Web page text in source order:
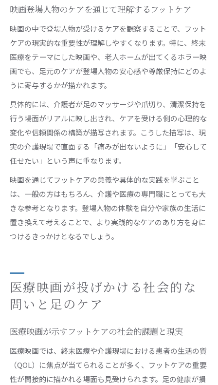
映画登場人物のケアを通じて理解するフットケア
映画の中で登場人物が受けるケアを観察することで、フット
ケアの現実的な重要性が理解しやすくなります。特に、終末
医療をテーマにした映画や、老人ホームが出てくるホラー映
画でも、足元のケアが登場人物の安心感や尊厳保持にどのよ
うに寄与するかが描かれます。
具体的には、介護者が足のマッサージや爪切り、清潔保持を
行う場面がリアルに映し出され、ケアを受ける側の心理的な
変化や信頼関係の構築が描写されます。こうした描写は、現
実の介護現場で直面する「痛みが出ないように」「安心して
任せたい」という声に重なります。
映画を通じてフットケアの意義や具体的な実践を学ぶこと
は、一般の方はもちろん、介護や医療の専門職にとっても大
きな参考となります。登場人物の体験を自分や家族の生活に
置き換えて考えることで、より実践的なケアのあり方を身に
つけるきっかけとなるでしょう。
医療映画が投げかける社会的な
問いと足のケア
医療映画が示すフットケアの社会的課題と現実
医療映画では、終末医療や介護現場における患者の生活の質
（QOL）に焦点が当てられることが多く、フットケアの重要
性が間接的に描かれる場面も見受けられます。足の健康が損